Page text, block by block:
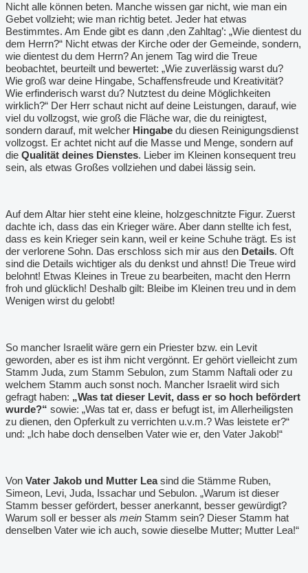
Nicht alle können beten. Manche wissen gar nicht, wie man ein
Gebet vollzieht; wie man richtig betet. Jeder hat etwas
Bestimmtes. Am Ende gibt es dann ,den Zahltag’: „Wie dientest du
dem Herrn?“ Nicht etwas der Kirche oder der Gemeinde, sondern,
wie dientest du dem Herrn? An jenem Tag wird die Treue
beobachtet, beurteilt und bewertet: „Wie zuverlässig warst du?
Wie groß war deine Hingabe, Schaffensfreude und Kreativität?
Wie erfinderisch warst du? Nutztest du deine Möglichkeiten
wirklich?“ Der Herr schaut nicht auf deine Leistungen, darauf, wie
viel du vollzogst, wie groß die Fläche war, die du reinigtest,
sondern darauf, mit welcher Hingabe du diesen Reinigungsdienst
vollzogst. Er achtet nicht auf die Masse und Menge, sondern auf
die Qualität deines Dienstes. Lieber im Kleinen konsequent treu
sein, als etwas Großes vollziehen und dabei lässig sein.
Auf dem Altar hier steht eine kleine, holzgeschnitzte Figur. Zuerst
dachte ich, dass das ein Krieger wäre. Aber dann stellte ich fest,
dass es kein Krieger sein kann, weil er keine Schuhe trägt. Es ist
der verlorene Sohn. Das erschloss sich mir aus den Details. Oft
sind die Details wichtiger als du denkst und ahnst! Die Treue wird
belohnt! Etwas Kleines in Treue zu bearbeiten, macht den Herrn
froh und glücklich! Deshalb gilt: Bleibe im Kleinen treu und in dem
Wenigen wirst du gelobt!
So mancher Israelit wäre gern ein Priester bzw. ein Levit
geworden, aber es ist ihm nicht vergönnt. Er gehört vielleicht zum
Stamm Juda, zum Stamm Sebulon, zum Stamm Naftali oder zu
welchem Stamm auch sonst noch. Mancher Israelit wird sich
gefragt haben: „Was tat dieser Levit, dass er so hoch befördert
wurde?“ sowie: „Was tat er, dass er befugt ist, im Allerheiligsten
zu dienen, den Opferkult zu verrichten u.v.m.? Was leistete er?“
und: „Ich habe doch denselben Vater wie er, den Vater Jakob!“
Von Vater Jakob und Mutter Leasind die Stämme Ruben,
Simeon, Levi, Juda, Issachar und Sebulon. „Warum ist dieser
Stamm besser gefördert, besser anerkannt, besser gewürdigt?
Warum soll er besser als mein Stamm sein? Dieser Stamm hat
denselben Vater wie ich auch, sowie dieselbe Mutter; Mutter Lea!“